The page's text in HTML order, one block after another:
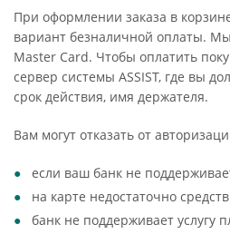
При оформлении заказа в
вариант безналичной оплаты.
Master Card. Чтобы оплатить
сервер системы ASSIST, где вы
срок действия, имя держателя.
Вам могут отказать от
если ваш банк не
на карте недостаточно
банк не поддерживает услугу